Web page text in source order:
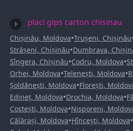
placi gips carton chisinau
Chișinău, Moldova•Trușeni, Chișinău
Strășeni, Chișinău•Dumbrava,
Sîngera, Chișinău•Codru, Moldova•
Orhei, Moldova•Telenești, Moldova•
Șoldănești, Moldova•Florești,
Edineț, Moldova•Drochia, Moldova•
Costești, Moldova•Nisporeni,
Călărași, Moldova•Hîncești, Moldova•